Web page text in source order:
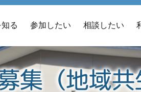
る 参加したい 相談したい
集（地域